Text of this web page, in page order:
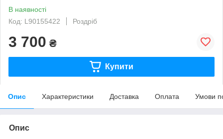
В наявності
Код: L90155422
Роздріб
3 700 ₴
Купити
Опис Характеристики Доставка Оплата Умови
Опис